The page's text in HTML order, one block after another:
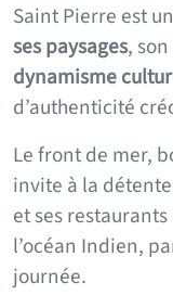
Saint Pierre est
ses paysages, son
dynamisme
d’authenticité
Le front de mer,
invite à la
et ses
l’océan Indien,
journée.